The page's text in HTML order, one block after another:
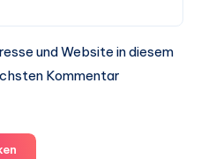
und Website in diesem
Kommentar